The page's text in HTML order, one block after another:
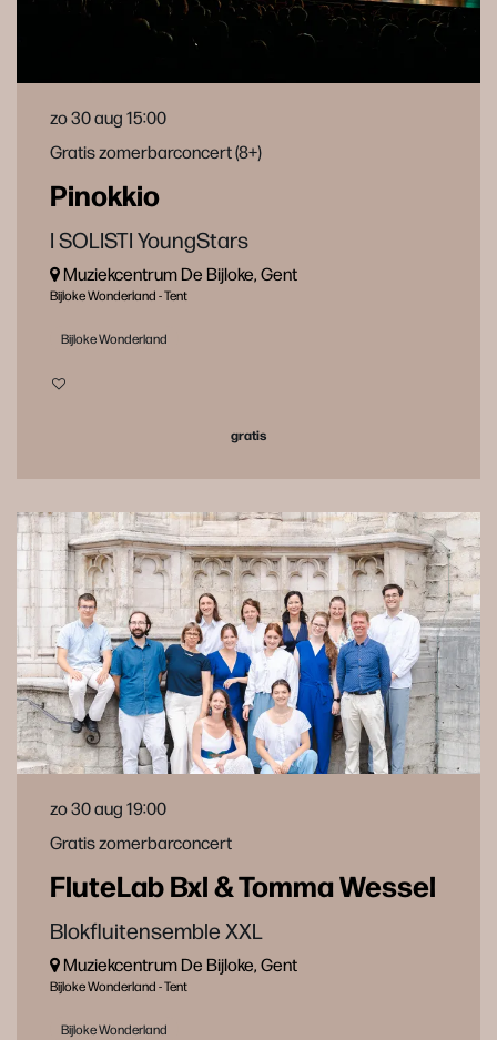
Pinokkio
I SOLISTI YoungStars
Gratis zomerbarconcert (8+)
zo 30 aug15:00
Muziekcentrum De Bijloke, Gent
Bijloke Wonderland - Tent
Bijloke Wonderland
gratis
FluteLab Bxl & Tomma Wessel
Blokfluitensemble XXL
Gratis zomerbarconcert
zo 30 aug19:00
Muziekcentrum De Bijloke, Gent
Bijloke Wonderland - Tent
Bijloke Wonderland